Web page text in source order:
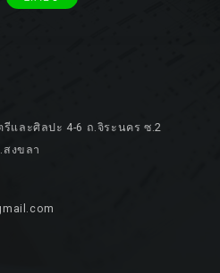
และศิลปะ 4-6 ถ.จิระนคร ซ.2
งขลา